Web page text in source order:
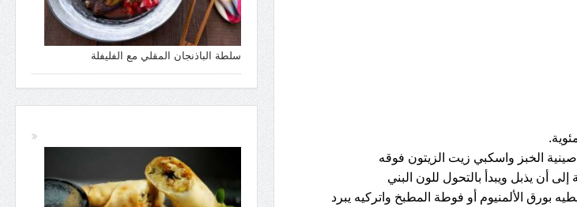
الخبز واسكبي زيت الزيتون فوقه
بورق الألمنيوم أو فوطة المطبخ واتركيه يبرد
سلطة الباذنجان المقلي مع الفليفلة